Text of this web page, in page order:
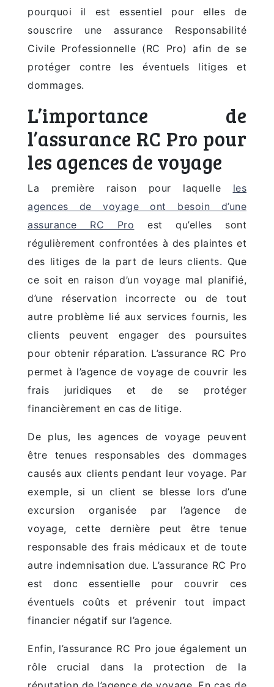
pourquoi il est essentiel pour elles de
souscrire une assurance Responsabilité
Civile Professionnelle (RC Pro) afin de se
protéger contre les éventuels litiges et
dommages.
L’importance de
l’assurance RC Pro pour
les agences de voyage
La première raison pour laquelle les
agences de voyage ont besoin d’une
assurance RC Pro est qu’elles sont
régulièrement confrontées à des plaintes et
des litiges de la part de leurs clients. Que
ce soit en raison d’un voyage mal planifié,
d’une réservation incorrecte ou de tout
autre problème lié aux services fournis, les
clients peuvent engager des poursuites
pour obtenir réparation. L’assurance RC Pro
permet à l’agence de voyage de couvrir les
frais juridiques et de se protéger
financièrement en cas de litige.
De plus, les agences de voyage peuvent
être tenues responsables des dommages
causés aux clients pendant leur voyage. Par
exemple, si un client se blesse lors d’une
excursion organisée par l’agence de
voyage, cette dernière peut être tenue
responsable des frais médicaux et de toute
autre indemnisation due. L’assurance RC Pro
est donc essentielle pour couvrir ces
éventuels coûts et prévenir tout impact
financier négatif sur l’agence.
Enfin, l’assurance RC Pro joue également un
rôle crucial dans la protection de la